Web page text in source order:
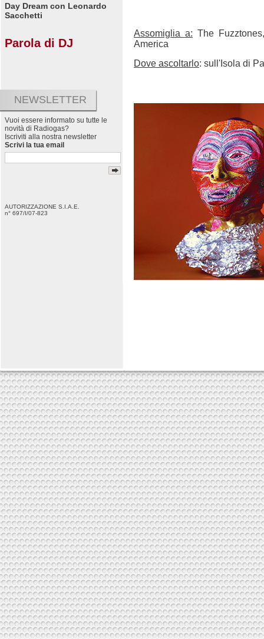
Day Dream con Leonardo
Sacchetti
Parola di DJ
NEWSLETTER
Vuoi essere informato su tutte le
novità di Radiogas?
Iscriviti alla nostra newsletter
Scrivi la tua email
AUTORIZZAZIONE S.I.A.E.
n° 697/I/07-823
Assomiglia a: The
America
Dove ascoltarlo: sull'Isola di